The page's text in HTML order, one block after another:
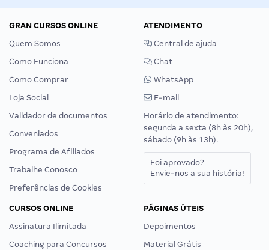
GRAN CURSOS ONLINE
Quem Somos
Como Funciona
Como Comprar
Loja Social
Validador de documentos
Conveniados
Programa de Afiliados
Trabalhe Conosco
Preferências de Cookies
ATENDIMENTO
Central de ajuda
Chat
WhatsApp
E-mail
Horário de atendimento:
segunda a sexta (8h às 20h),
sábado (9h às 13h).
Foi aprovado?
Envie-nos a sua história!
CURSOS ONLINE
Assinatura Ilimitada
Coaching para Concursos
PÁGINAS ÚTEIS
Depoimentos
Material Grátis